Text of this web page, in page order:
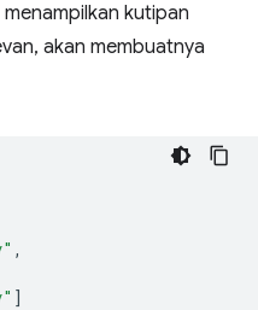
kutipan
akan membuatnya
,
]